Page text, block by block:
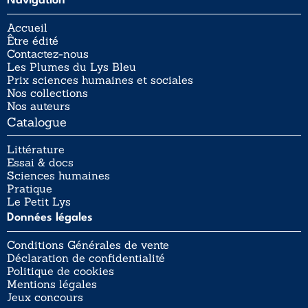
Accueil
Être édité
Contactez-nous
Les Plumes du Lys Bleu
Prix sciences humaines et sociales
Nos collections
Nos auteurs
Catalogue
Littérature
Essai & docs
Sciences humaines
Pratique
Le Petit Lys
Données légales
Conditions Générales de vente
Déclaration de confidentialité
Politique de cookies
Mentions légales
Jeux concours